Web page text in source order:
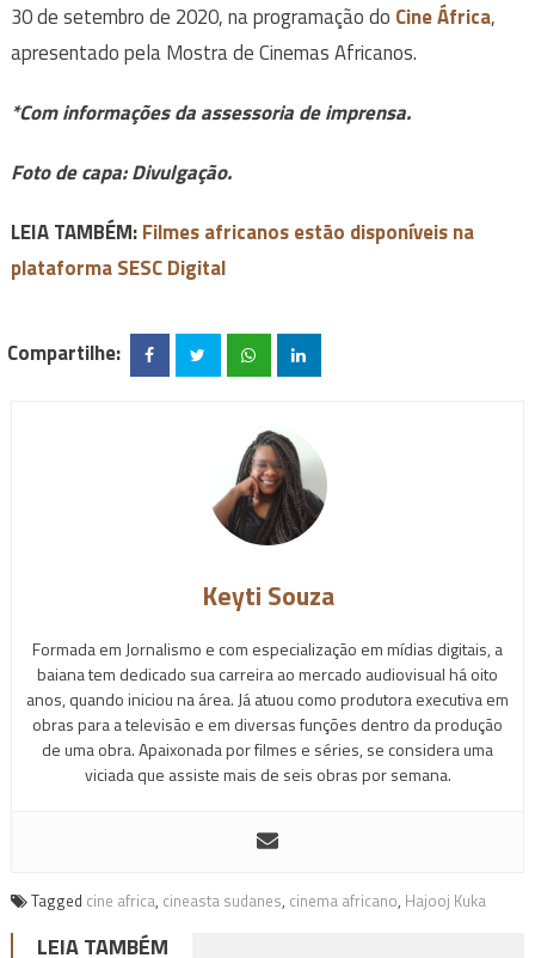
30 de setembro de 2020, na programação do Cine África,
apresentado pela Mostra de Cinemas Africanos.
*Com informações da assessoria de imprensa.
Foto de capa: Divulgação.
LEIA TAMBÉM:Filmes africanos estão disponíveis na
plataforma SESC Digital
Compartilhe:
Keyti Souza
Formada em Jornalismo e com especialização em mídias digitais, a
baiana tem dedicado sua carreira ao mercado audiovisual há oito
anos, quando iniciou na área. Já atuou como produtora executiva em
obras para a televisão e em diversas funções dentro da produção
de uma obra. Apaixonada por filmes e séries, se considera uma
viciada que assiste mais de seis obras por semana.
Tagged cine africa, cineasta sudanes, cinema africano, Hajooj Kuka
LEIA TAMBÉM